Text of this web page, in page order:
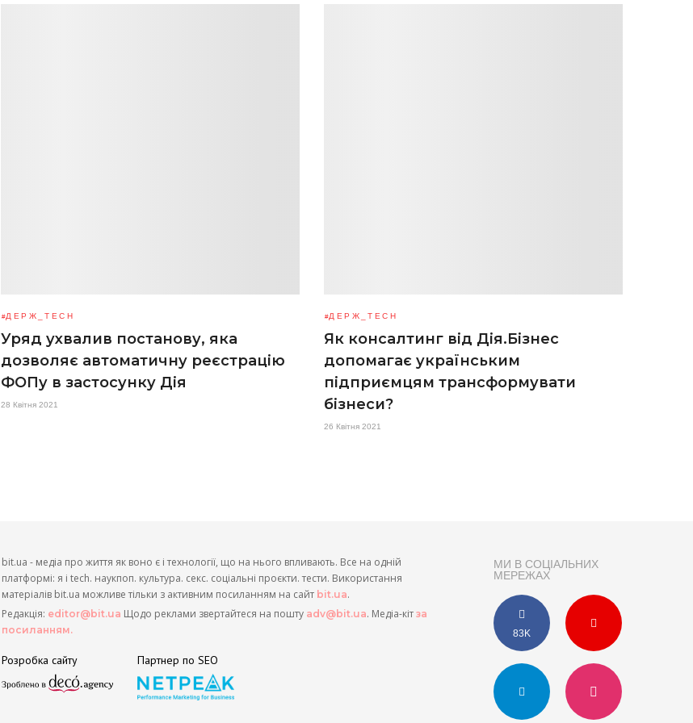
ДЕРЖ_TECH
Уряд ухвалив постанову, яка
дозволяє автоматичну реєстрацію
ФОПу в застосунку Дія
28 Квітня 2021
ДЕРЖ_TECH
Як консалтинг від Дія.Бізнес
допомагає українським
підприємцям трансформувати
бізнеси?
26 Квітня 2021
МИ В СОЦІАЛЬНИХ
МЕРЕЖАХ
83K
bit.ua - медіа про життя як воно є і технології, що на нього впливають. Все на одній
платформі: я і tech. наукпоп. культура. секс. соціальні проєкти. тести. Використання
матеріалів bit.ua можливе тільки з активним посиланням на сайт bit.ua.
Редакція: editor@bit.ua Щодо реклами звертайтеся на пошту adv@bit.ua. Медіа-кіт за
посиланням.
Розробка сайту Партнер по SEO